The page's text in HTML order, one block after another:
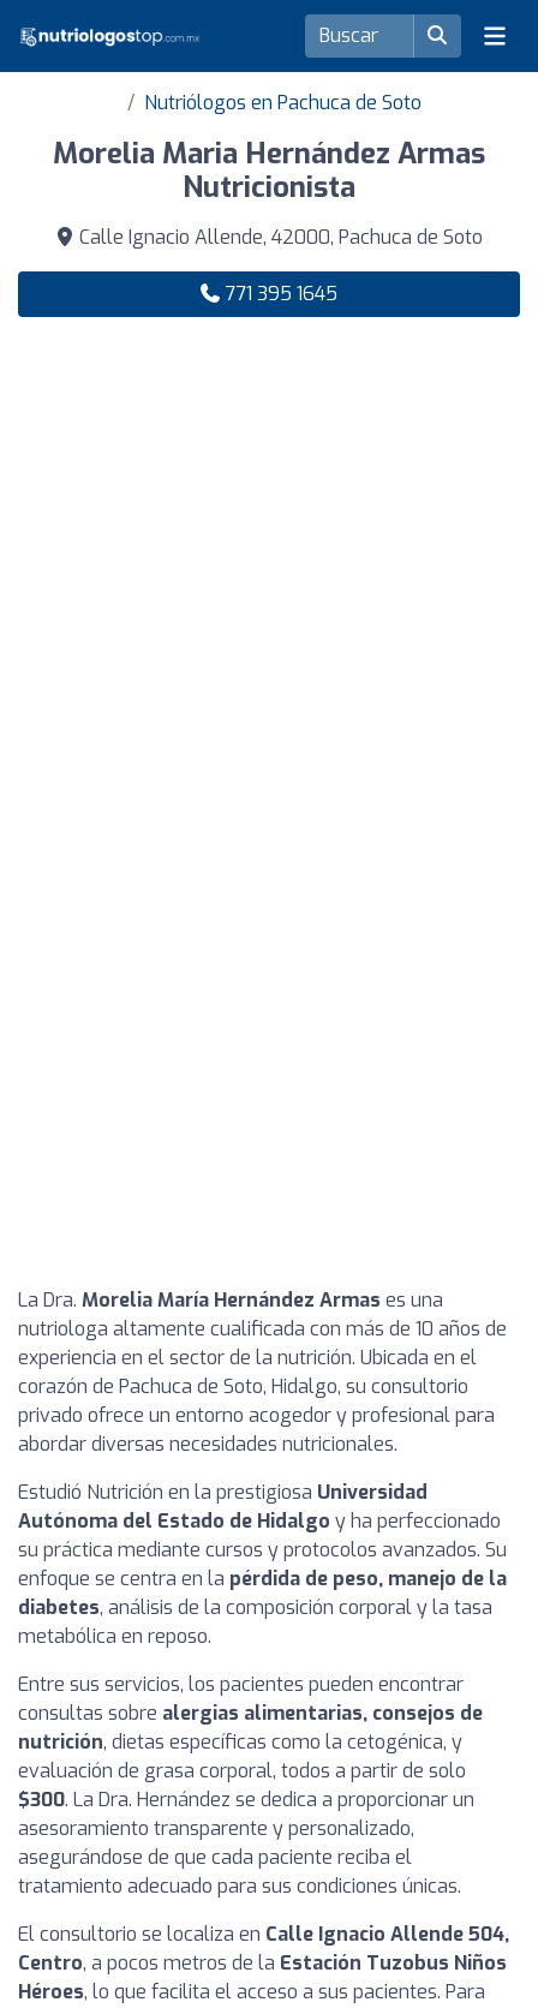
Nutriólogos en Pachuca de Soto
Morelia Maria Hernández Armas
Nutricionista
Calle Ignacio Allende, 42000, Pachuca de Soto
771 395 1645
La Dra. Morelia María Hernández Armas es una
nutriologa altamente cualificada con más de 10 años de
experiencia en el sector de la nutrición. Ubicada en el
corazón de Pachuca de Soto, Hidalgo, su consultorio
privado ofrece un entorno acogedor y profesional para
abordar diversas necesidades nutricionales.
Estudió Nutrición en la prestigiosa Universidad
Autónoma del Estado de Hidalgo y ha perfeccionado
su práctica mediante cursos y protocolos avanzados. Su
enfoque se centra en la pérdida de peso, manejo de la
diabetes, análisis de la composición corporal y la tasa
metabólica en reposo.
Entre sus servicios, los pacientes pueden encontrar
consultas sobre alergias alimentarias, consejos de
nutrición, dietas específicas como la cetogénica, y
evaluación de grasa corporal, todos a partir de solo
$300. La Dra. Hernández se dedica a proporcionar un
asesoramiento transparente y personalizado,
asegurándose de que cada paciente reciba el
tratamiento adecuado para sus condiciones únicas.
El consultorio se localiza en Calle Ignacio Allende 504,
Centro, a pocos metros de la Estación Tuzobus Niños
Héroes, lo que facilita el acceso a sus pacientes. Para